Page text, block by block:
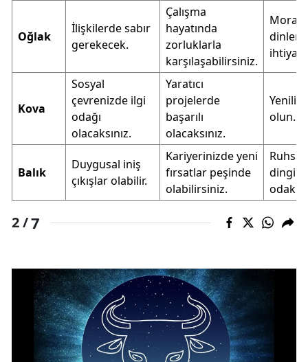
Oğlak
İlişkilerde sabır
gerekecek.
Çalışma
hayatında
zorluklarla
karşılaşabilirsiniz.
Moral
Kova
Sosyal
çevrenizde ilgi
odağı
olacaksınız.
Yaratıcı
projelerde
başarılı
olacaksınız.
olun.
Balık
Duygusal iniş
çıkışlar olabilir.
Kariyerinizde yeni
fırsatlar peşinde
olabilirsiniz.
Ruhsal
2 /7